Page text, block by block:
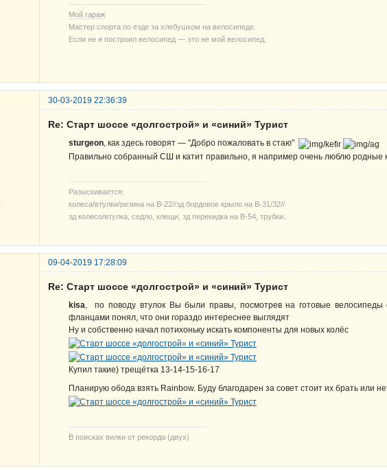
Мой гараж
Мастер спорта по езде за хлебушком на велосипеде.
Если не я построил велосипед — это не мой велосипед.
30-03-2019 22:36:39
Re: Старт шоссе «долгострой» и «синий» Турист
sturgeon , как здесь говорят — "Добро пожаловать в стаю"
Правильно собранный СШ и катит правильно, я например очень люблю родные
Разыскивается:
колеса/втулки/резина на В-22//зд бордовое крыло на В-31/32//
зд колесо/втулка, седло, клещи, зд перекидка на В-54, трубки..
09-04-2019 17:28:09
Re: Старт шоссе «долгострой» и «синий» Турист
kisa, по поводу втулок Вы были правы, посмотрев на готовые велосипеды
фланцами понял, что они гораздо интереснее выглядят
Ну и собственно начал потихоньку искать компоненты для новых колёс
Купил такие) трещётка 13-14-15-16-17
Планирую обода взять Rainbow. Буду благодарен за совет стоит их брать или
В поисках вилки от рекорда (двух)